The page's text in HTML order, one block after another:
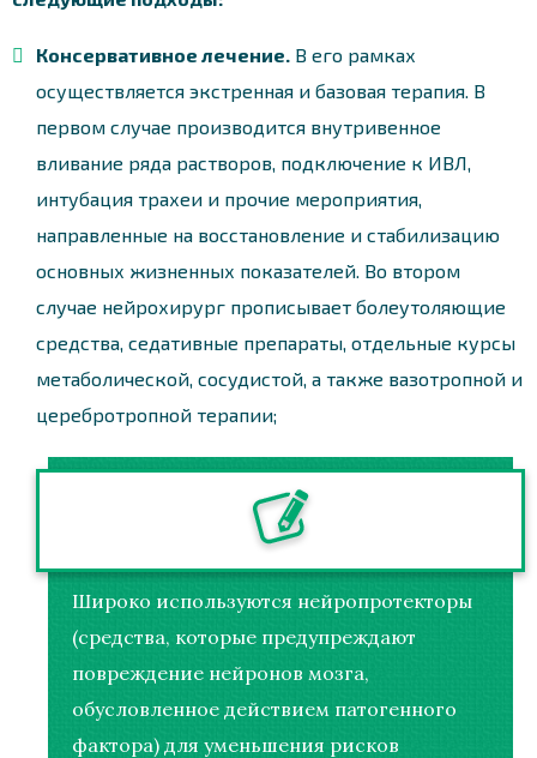
Консервативное лечение. В его рамках
осуществляется экстренная и базовая терапия. В
первом случае производится внутривенное
вливание ряда растворов, подключение к ИВЛ,
интубация трахеи и прочие мероприятия,
направленные на восстановление и стабилизацию
основных жизненных показателей. Во втором
случае нейрохирург прописывает болеутоляющие
средства, седативные препараты, отдельные курсы
метаболической, сосудистой, а также вазотропной и
церебротропной терапии;
Широко используются нейропротекторы
(средства, которые предупреждают
повреждение нейронов мозга,
обусловленное действием патогенного
фактора) для уменьшения рисков